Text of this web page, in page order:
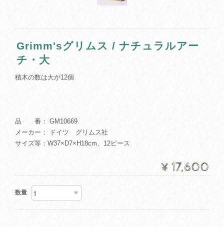
Grimm'sグリムス / ナチュラルアー
チ・大
積木の数は大が12個
品 番： GM10669
メーカー： ドイツ グリムス社
サイズ等：W37×D7×H18cm、12ピース
¥17,600
数量